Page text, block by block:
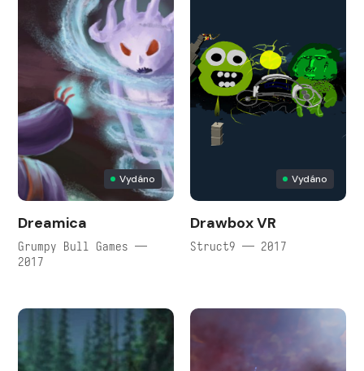
Vydáno
Dreamica
Grumpy Bull Games —
2017
Vydáno
Drawbox VR
Struct9 — 2017